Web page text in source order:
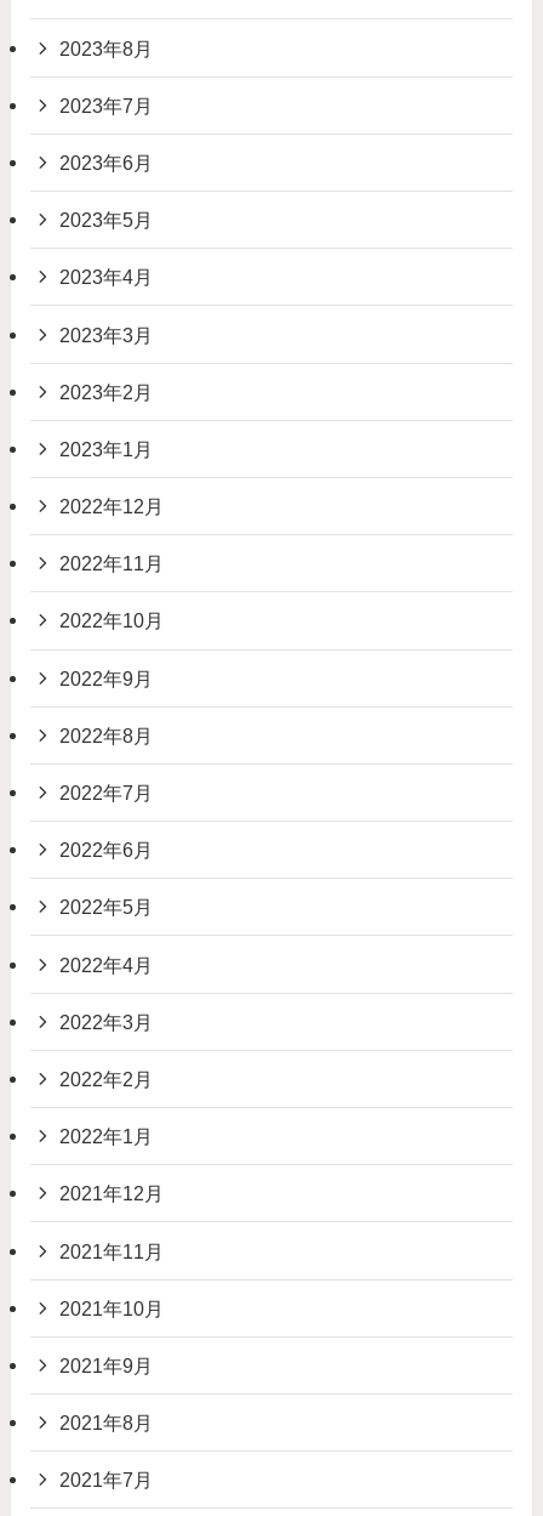
2023年8月
2023年7月
2023年6月
2023年5月
2023年4月
2023年3月
2023年2月
2023年1月
2022年12月
2022年11月
2022年10月
2022年9月
2022年8月
2022年7月
2022年6月
2022年5月
2022年4月
2022年3月
2022年2月
2022年1月
2021年12月
2021年11月
2021年10月
2021年9月
2021年8月
2021年7月